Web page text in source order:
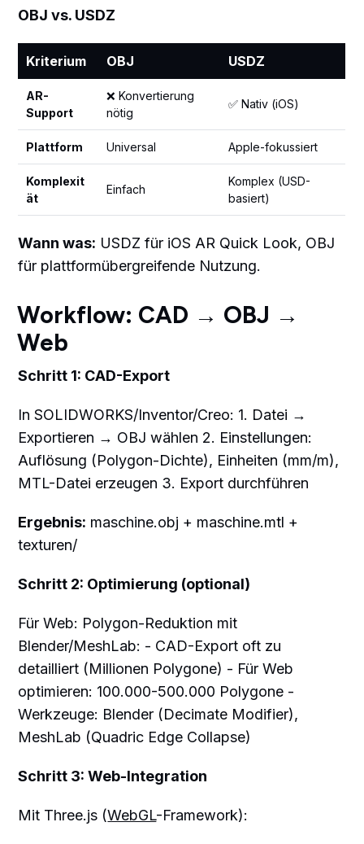
OBJ vs. USDZ
Kriterium OBJ USDZ
AR-
Support
❌ Konvertierung
nötig
✅ Nativ (iOS)
Plattform Universal Apple-fokussiert
Komplexit
ät
Einfach
Komplex (USD-
basiert)
Wann was: USDZ für iOS AR Quick Look, OBJ
für plattformübergreifende Nutzung.
Workflow: CAD → OBJ →
Web
Schritt 1: CAD-Export
In SOLIDWORKS/Inventor/Creo: 1. Datei →
Exportieren → OBJ wählen 2. Einstellungen:
Auflösung (Polygon-Dichte), Einheiten (mm/m),
MTL-Datei erzeugen 3. Export durchführen
Ergebnis: maschine.obj + maschine.mtl +
texturen/
Schritt 2: Optimierung (optional)
Für Web: Polygon-Reduktion mit
Blender/MeshLab: - CAD-Export oft zu
detailliert (Millionen Polygone) - Für Web
optimieren: 100.000-500.000 Polygone -
Werkzeuge: Blender (Decimate Modifier),
MeshLab (Quadric Edge Collapse)
Schritt 3: Web-Integration
Mit Three.js (WebGL-Framework):